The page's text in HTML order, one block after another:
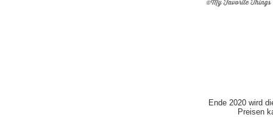
Ende 2020 wird
Preisen